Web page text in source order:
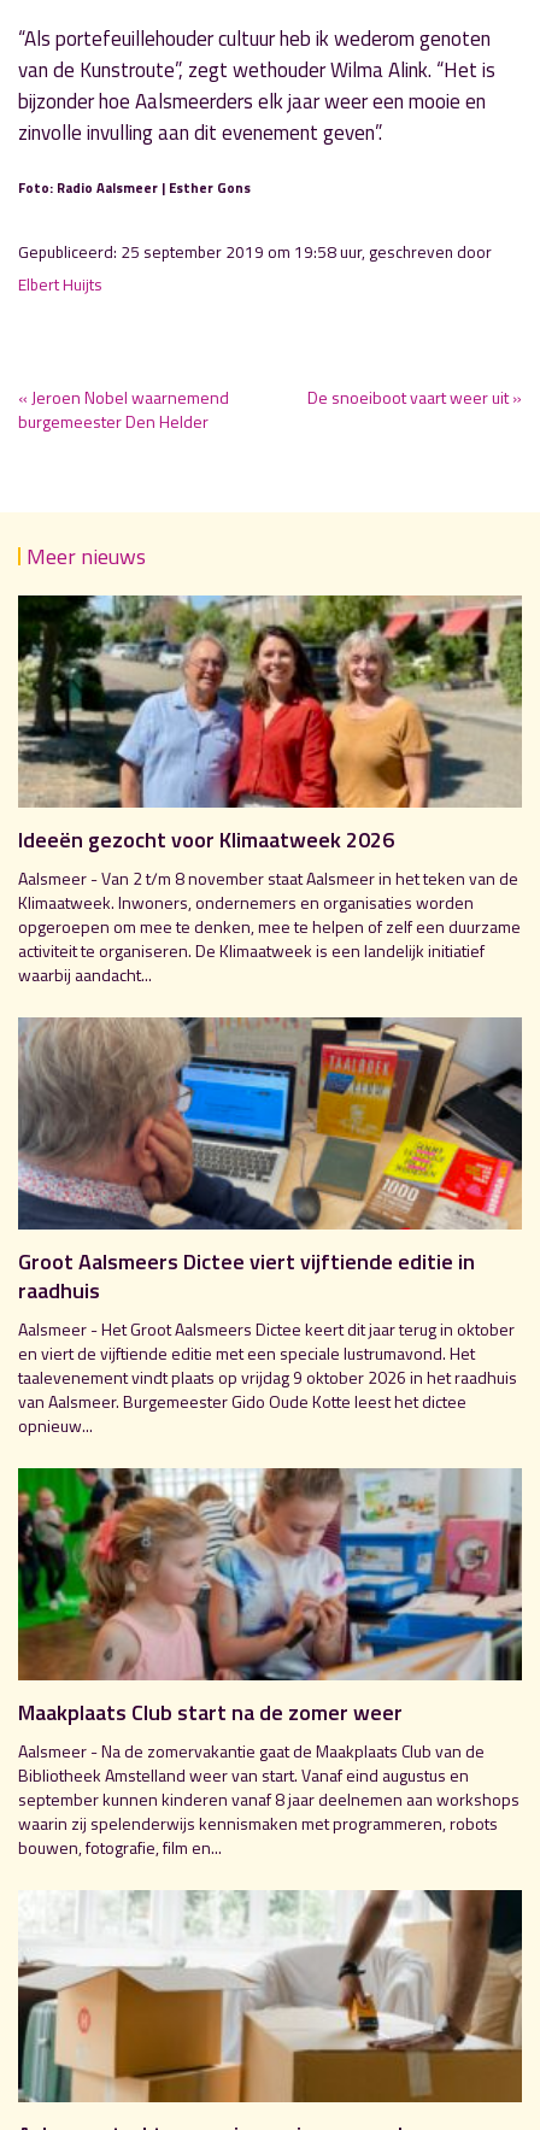
“Als portefeuillehouder cultuur heb ik wederom genoten
van de Kunstroute”, zegt wethouder Wilma Alink. “Het is
bijzonder hoe Aalsmeerders elk jaar weer een mooie en
zinvolle invulling aan dit evenement geven”.
Foto: Radio Aalsmeer | Esther Gons
Gepubliceerd: 25 september 2019 om 19:58 uur, geschreven door
Elbert Huijts
« Jeroen Nobel waarnemend
burgemeester Den Helder
De snoeiboot vaart weer uit »
Meer nieuws
Ideeën gezocht voor Klimaatweek 2026
Aalsmeer - Van 2 t/m 8 november staat Aalsmeer in het teken van de
Klimaatweek. Inwoners, ondernemers en organisaties worden
opgeroepen om mee te denken, mee te helpen of zelf een duurzame
activiteit te organiseren. De Klimaatweek is een landelijk initiatief
waarbij aandacht...
Groot Aalsmeers Dictee viert vijftiende editie in
raadhuis
Aalsmeer - Het Groot Aalsmeers Dictee keert dit jaar terug in oktober
en viert de vijftiende editie met een speciale lustrumavond. Het
taalevenement vindt plaats op vrijdag 9 oktober 2026 in het raadhuis
van Aalsmeer. Burgemeester Gido Oude Kotte leest het dictee
opnieuw...
Maakplaats Club start na de zomer weer
Aalsmeer - Na de zomervakantie gaat de Maakplaats Club van de
Bibliotheek Amstelland weer van start. Vanaf eind augustus en
september kunnen kinderen vanaf 8 jaar deelnemen aan workshops
waarin zij spelenderwijs kennismaken met programmeren, robots
bouwen, fotografie, film en...